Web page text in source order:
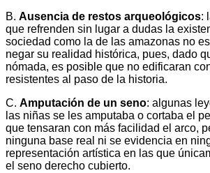
B. Ausencia de restos arqueológicos:
que refrenden sin lugar a dudas la
sociedad como la de las amazonas no
negar su realidad histórica, pues, dado
nómada, es posible que no edificaran
resistentes al paso de la historia.
C. Amputación de un seno: algunas
las niñas se les amputaba o cortaba el
que tensaran con más facilidad el arco,
ninguna base real ni se evidencia en
representación artística en las que
el seno derecho cubierto.